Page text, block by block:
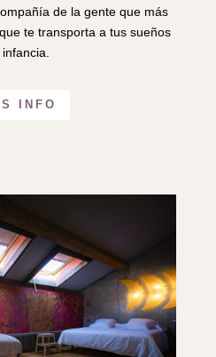
de la gente que más
te transporta a tus sueños
infancia.
INFO